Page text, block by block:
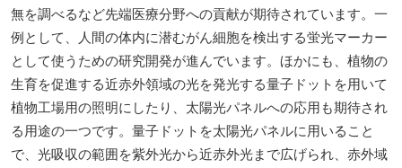
無を調べるなど先端医療分野への貢献が期待されています。一
例として、人間の体内に潜むがん細胞を検出する蛍光マーカー
として使うための研究開発が進んでいます。ほかにも、植物の
生育を促進する近赤外領域の光を発光する量子ドットを用いて
植物工場用の照明にしたり、太陽光パネルへの応用も期待され
る用途の一つです。量子ドットを太陽光パネルに用いること
で、光吸収の範囲を紫外光から近赤外光まで広げられ、赤外域